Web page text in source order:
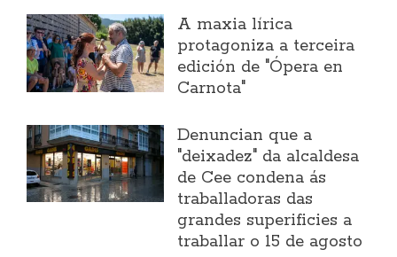
A maxia lírica
protagoniza a terceira
edición de "Ópera en
Carnota"
Denuncian que a
"deixadez" da alcaldesa
de Cee condena ás
traballadoras das
grandes superificies a
traballar o 15 de agosto